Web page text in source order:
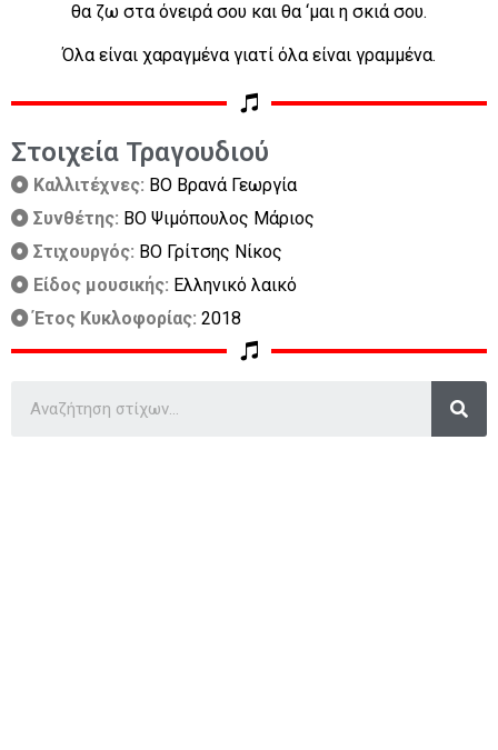
θα ζω στα όνειρά σου και θα ‘μαι η σκιά σου.
Όλα είναι χαραγμένα γιατί όλα είναι γραμμένα.
Στοιχεία Τραγουδιού
Καλλιτέχνες: BO Βρανά Γεωργία
Συνθέτης: BO Ψιμόπουλος Μάριος
Στιχουργός: BO Γρίτσης Νίκος
Είδος μουσικής: Ελληνικό λαικό
Έτος Κυκλοφορίας: 2018